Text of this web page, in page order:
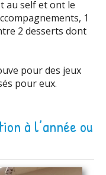
au self et ont le
1
2 desserts dont
pour des jeux
pour eux.
à l’année ou